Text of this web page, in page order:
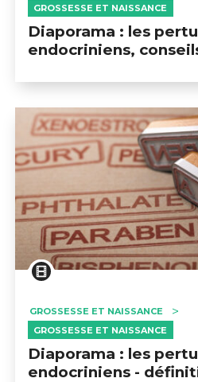
GROSSESSE ET NAISSANCE
Diaporama : les
endocriniens,
GROSSESSE ET NAISSANCE
GROSSESSE ET NAISSANCE
Diaporama : les
endocriniens -